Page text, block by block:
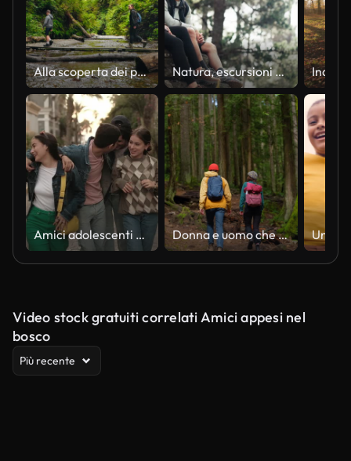
Alla scoperta dei percorsi naturalistici Una mamma e i bambini nel bosco. Natura, escursioni e una coppia si rilassano su un sentiero avventura nella foresta e seduti su una roccia. Salute, uomo e donna felici che puntano al paesaggio naturale mentre si rilassano nei boschi con alberi, fitness e libertà
Amici adolescenti che camminano e ballano all'aperto Donna e uomo che esplorano la foresta serena a vancouver, canada in estate
Video stock gratuiti correlati Amici appesi nel
bosco
Più recente